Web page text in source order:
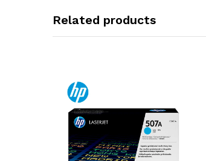
Related products